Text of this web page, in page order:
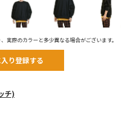
際のカラーと多少異なる場合がございます。
り登録する
チ)